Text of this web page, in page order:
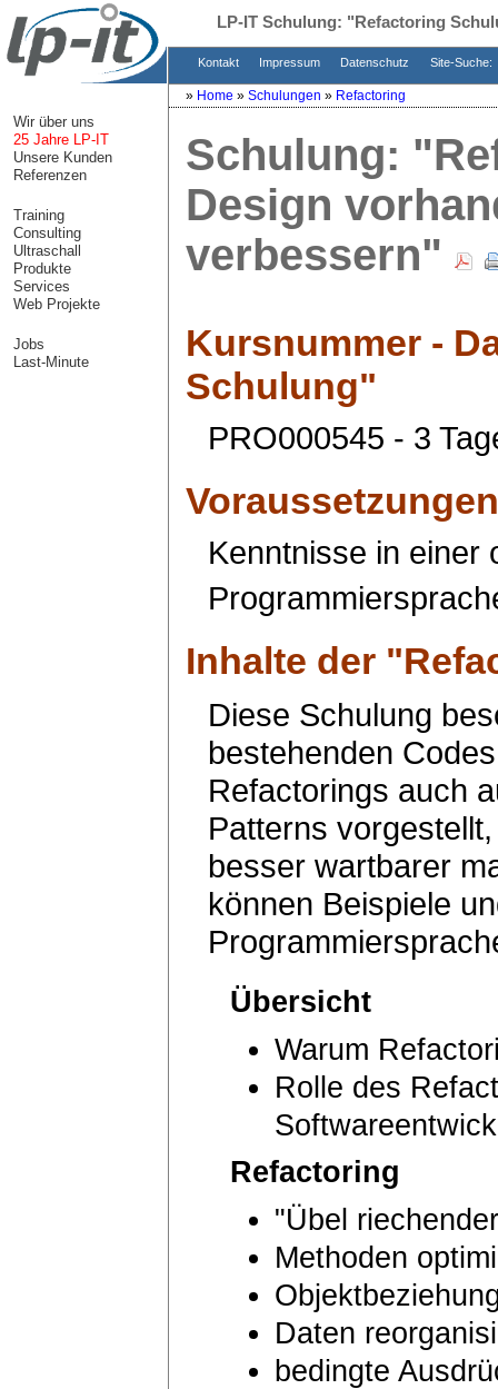
LP-IT Schulung: "Refactoring
Kontakt Impressum Datenschutz Site-Suche:
» Home » Schulungen » Refactoring
Schulung:
Design
verbessern"
Kursnummer -
Schulung"
PRO000545 - 3
Voraussetzungen
Kenntnisse in einer
Inhalte der "
Diese Schulung
bestehenden
Refactorings auch
Patterns
besser wartbarer
können Beispiele
Übersicht
Warum
Rolle des
Refactoring
"Übel
Methoden
Daten
bedingte
Wir über uns
25 Jahre LP-IT
Unsere Kunden
Referenzen
Training
Consulting
Ultraschall
Produkte
Services
Web Projekte
Jobs
Last-Minute